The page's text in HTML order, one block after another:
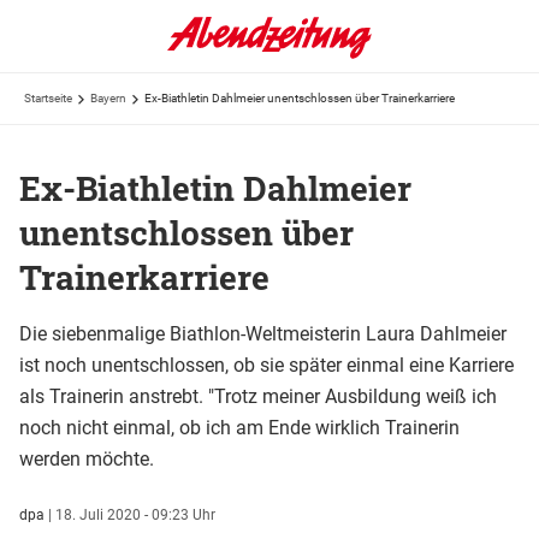
Startseite Bayern Ex-Biathletin Dahlmeier unentschlossen über Trainerkarriere
Ex-Biathletin Dahlmeier
unentschlossen über
Trainerkarriere
Die siebenmalige Biathlon-Weltmeisterin Laura Dahlmeier
ist noch unentschlossen, ob sie später einmal eine Karriere
als Trainerin anstrebt. "Trotz meiner Ausbildung weiß ich
noch nicht einmal, ob ich am Ende wirklich Trainerin
werden möchte.
dpa | 18. Juli 2020 - 09:23 Uhr